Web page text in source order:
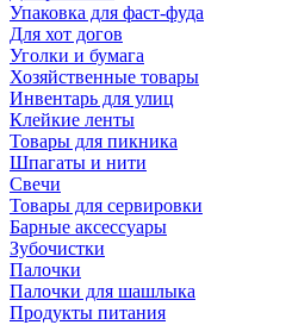
Упаковка для фаст-фуда
Для хот догов
Уголки и бумага
Хозяйственные товары
Инвентарь для улиц
Клейкие ленты
Товары для пикника
Шпагаты и нити
Свечи
Товары для сервировки
Барные аксессуары
Зубочистки
Палочки
Палочки для шашлыка
Продукты питания